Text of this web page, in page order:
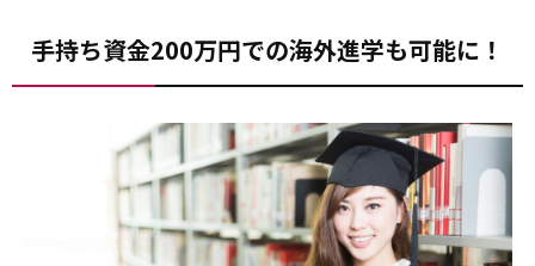
手持ち資金200万円での海外進学も可能に！